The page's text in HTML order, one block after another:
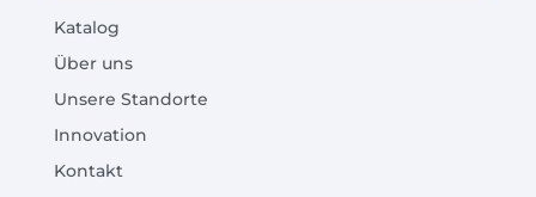
Katalog
Über uns
Unsere Standorte
Innovation
Kontakt